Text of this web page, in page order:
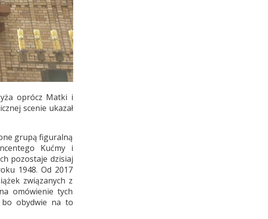
oprócz Matki i
scenie ukazał
grupą figuralną
Kućmy i
pozostaje dzisiaj
1948. Od 2017
związanych z
omówienie tych
bo obydwie na to